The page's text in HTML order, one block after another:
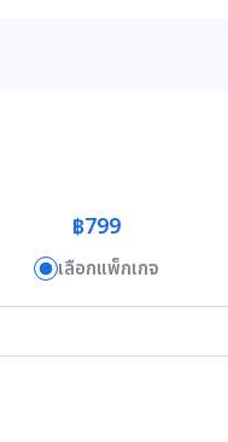
฿799
เลือกแพ็กเกจ